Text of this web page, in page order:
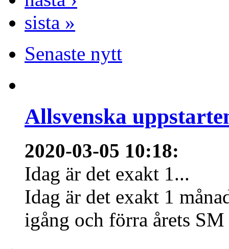
sista »
Senaste nytt
Allsvenska
2020-03-05 10:18:
Idag är det exakt 1...
Idag är det exakt 1
igång och förra årets